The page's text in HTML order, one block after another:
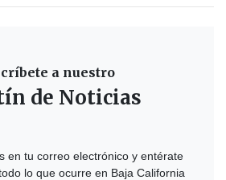
a nuestro
de Noticias
en tu correo electrónico y entérate
lo que ocurre en Baja California